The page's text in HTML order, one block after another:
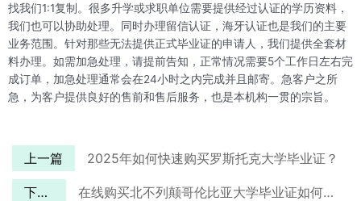
找我们1:1复制。很多升学或求职单位需要提供经过认证的学历资料，
我们也可以协助处理。同时办理留信认证，海牙认证也是我们的主要
业务范围。针对那些无法提供正式毕业证的申请人，我们提供全套材
料办理。如需加急处理，请提前告知，正常情况需要5个工作日左右完
成订单，加急处理通常会在24小时之内完成并且邮寄。急客户之所
急，为客户提供良好的售前和售后服务，也是本机构一贯的宗旨。
上一篇 2025年如何快速购买罗斯托克大学毕业证？
下一篇 在线购买北不列颠哥伦比亚大学毕业证如何保证100%还原？